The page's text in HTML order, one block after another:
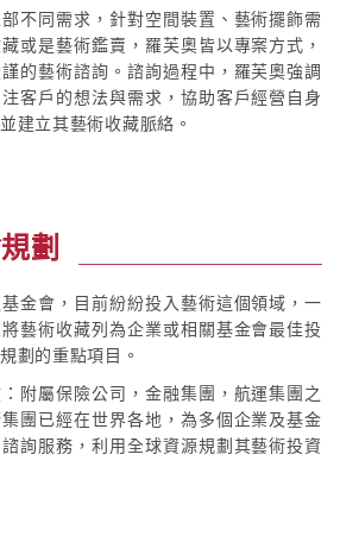
不同需求，針對空間裝置、藝術擺飾需
或是藝術鑑賣，羅芙奧皆以專案方式，
的藝術諮詢。諮詢過程中，羅芙奧強調
客戶的想法與需求，協助客戶經營自身
建立其藝術收藏脈絡。
劃
金會，目前紛紛投入藝術這個領域，一
藝術收藏列為企業或相關基金會最佳投
劃的重點項目。
附屬保險公司，金融集團，航運集團之
團已經在世界各地，為多個企業及基金
詢服務，利用全球資源規劃其藝術投資